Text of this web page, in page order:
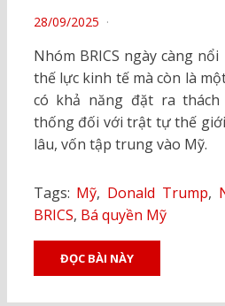
POSTED
28/09/2025
Nhóm BRICS ngày càng
thế lực kinh tế mà còn là
có khả năng đặt ra
thống đối với trật tự thế
lâu, vốn tập trung vào Mỹ.
Tags: Mỹ, Donald Trump,
BRICS, Bá quyền Mỹ
ĐỌC BÀI NÀY